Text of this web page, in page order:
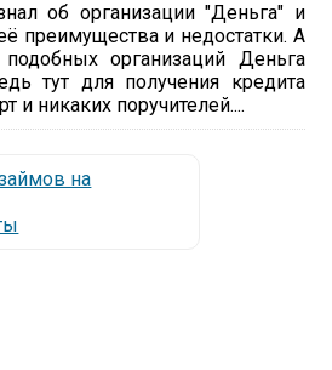
об организации "Деньга" и
преимущества и недостатки. А
организаций Деньга
тут для получения кредита
и никаких поручителей....